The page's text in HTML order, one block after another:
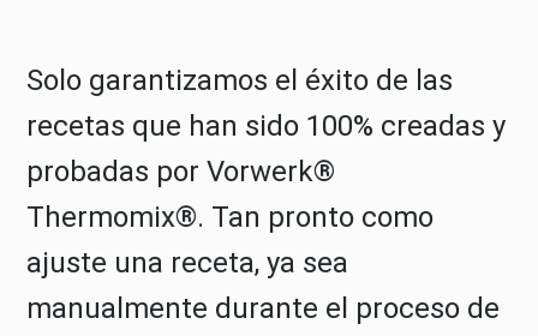
Solo garantizamos el éxito de las
recetas que han sido 100% creadas y
probadas por Vorwerk®
Thermomix®. Tan pronto como
ajuste una receta, ya sea
manualmente durante el proceso de